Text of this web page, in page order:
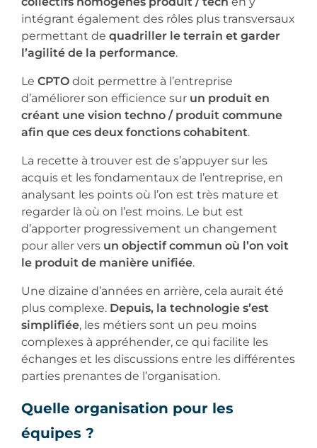
intégrant également des rôles plus transversaux
permettant de quadriller le terrain et garder
l’agilité de la performance.
Le CPTO doit permettre à l’entreprise
d’améliorer son efficience sur un produit en
créant une vision techno / produit commune
afin que ces deux fonctions cohabitent.
La recette à trouver est de s’appuyer sur les
acquis et les fondamentaux de l’entreprise, en
analysant les points où l’on est très mature et
regarder là où on l’est moins. Le but est
d’apporter progressivement un changement
pour aller vers un objectif commun où l’on voit
le produit de manière unifiée.
Une dizaine d’années en arrière, cela aurait été
plus complexe. Depuis, la technologie s’est
simplifiée, les métiers sont un peu moins
complexes à appréhender, ce qui facilite les
échanges et les discussions entre les différentes
parties prenantes de l’organisation.
Quelle organisation pour les
équipes ?